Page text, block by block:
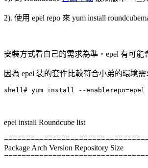
2). 使用 epel repo 來 yum install
安裝方式看自己的需求為準，epel 有可
因為 epel 裝的套件比較符合小弟的環境
shell# yum install --enablerepo=epel
epel install Roundcube list
Package Arch Version Repository Size